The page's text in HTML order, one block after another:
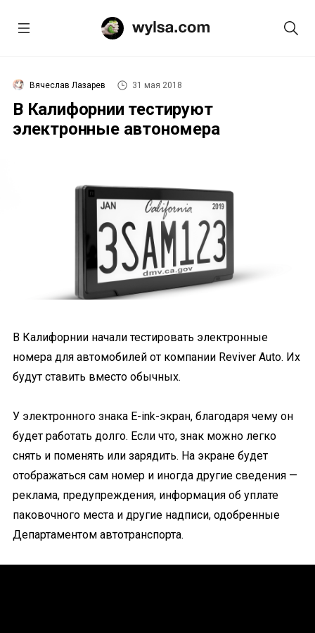
Вячеслав Лазарев 31 мая 2018
В Калифорнии тестируют
электронные автономера
В Калифорнии начали тестировать электронные
номера для автомобилей от компании Reviver Auto. Их
будут ставить вместо обычных.
У электронного знака E-ink-экран, благодаря чему он
будет работать долго. Если что, знак можно легко
снять и поменять или зарядить. На экране будет
отображаться сам номер и иногда другие сведения —
реклама, предупреждения, информация об уплате
паковочного места и другие надписи, одобренные
Департаментом автотранспорта.